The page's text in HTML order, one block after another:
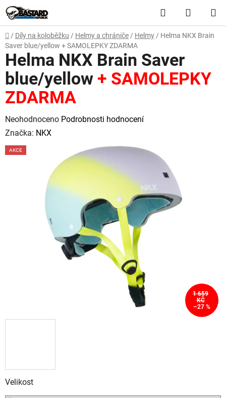
Přejít
na
obsah
Hledat
KOŠÍK
Domů
/ Díly na koloběžku / Helmy a chrániče / Helmy / Helma NKX Brain
Saver blue/yellow + SAMOLEPKY ZDARMA
Velikost
Helma NKX Brain Saver
blue/yellow + SAMOLEPKY
ZDARMA
Průměrné
hodnocení
produktu
Neohodnoceno Podrobnosti hodnocení
Značka: NKX
AKCE
1 659
KČ
–27 %